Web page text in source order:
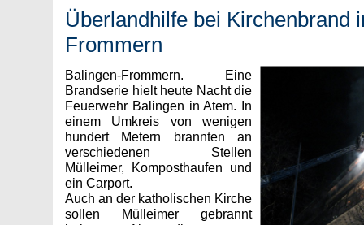
Überlandhilfe bei Kirchenbrand
Frommern
Balingen-Frommern. Eine
Brandserie hielt heute Nacht die
Feuerwehr Balingen in Atem. In
einem Umkreis von wenigen
hundert Metern brannten an
verschiedenen Stellen
Mülleimer, Komposthaufen und
ein Carport.
Auch an der katholischen Kirche
sollen Mülleimer gebrannt